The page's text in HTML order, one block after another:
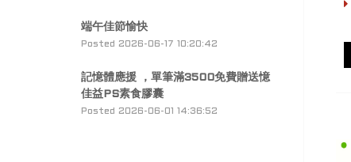
端午佳節愉快
Posted 2026-06-17 10:20:42
記憶體應援 ，單筆滿3500免費贈送憶
佳益PS素食膠囊
Posted 2026-06-01 14:36:52